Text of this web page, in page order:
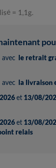
= 1,1g.
avec le retrait
avec la livraison
et 13/08/
et 13/08/
relais